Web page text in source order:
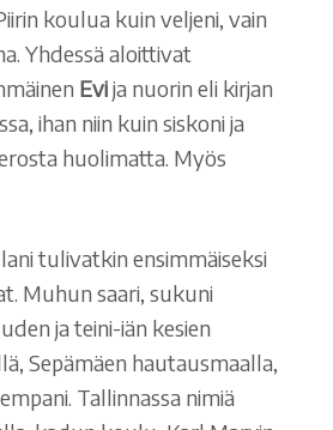
koulua kuin veljeni, vain
Yhdessä aloittivat
Evija nuorin eli kirjan
ihan niin kuin siskoni ja
huolimatta. Myös
tulivatkin ensimmäiseksi
Muhun saari, sukuni
ja teini-iän kesien
Sepämäen hautausmaalla,
Tallinnassa nimiä